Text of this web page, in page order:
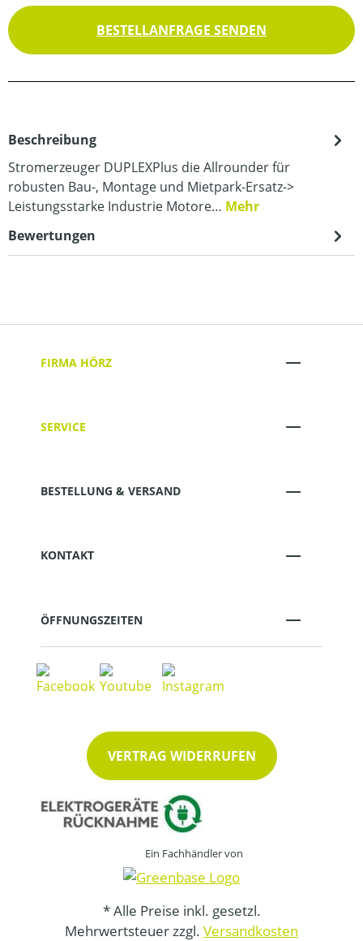
BESTELLANFRAGE SENDEN
Beschreibung
Stromerzeuger DUPLEXPlus die Allrounder für
robusten Bau-, Montage und Mietpark-Ersatz->
Leistungsstarke Industrie Motore… Mehr
Bewertungen
FIRMA HÖRZ
SERVICE
BESTELLUNG & VERSAND
KONTAKT
ÖFFNUNGSZEITEN
VERTRAG WIDERRUFEN
Ein Fachhändler von
* Alle Preise inkl. gesetzl.
Mehrwertsteuer zzgl. Versandkosten